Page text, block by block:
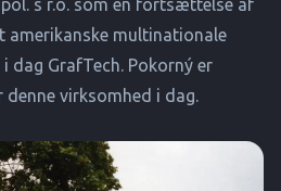
s r.o. som en fortsættelse af
multinationale
dag GrafTech. Pokorný er
virksomhed i dag.